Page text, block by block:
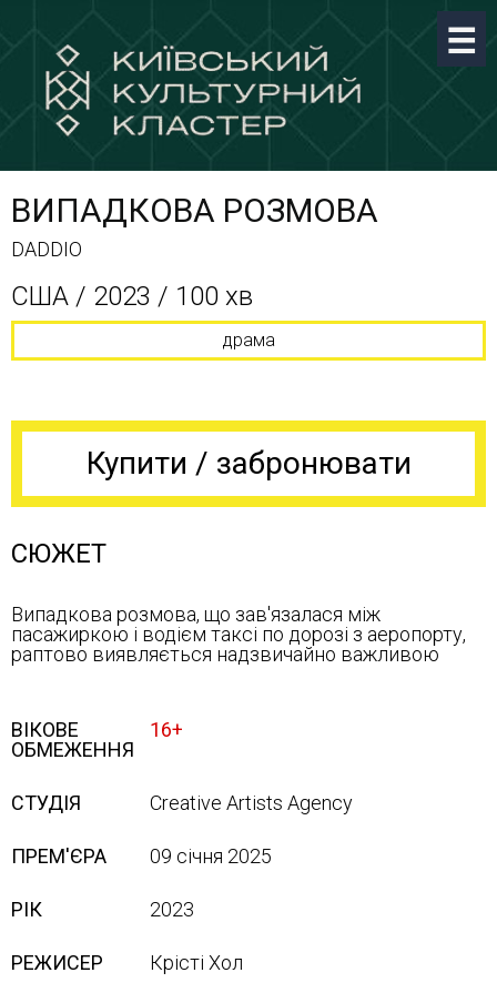
ВИПАДКОВА РОЗМОВА
DADDIO
США / 2023 / 100 хв
драма
Купити / забронювати
СЮЖЕТ
Випадкова розмова, що зав'язалася між
пасажиркою і водієм таксі по дорозі з аеропорту,
раптово виявляється надзвичайно важливою
ВІКОВЕ
ОБМЕЖЕННЯ
16+
СТУДІЯ Creative Artists Agency
ПРЕМ'ЄРА 09 січня 2025
РІК 2023
РЕЖИСЕР Крісті Хол